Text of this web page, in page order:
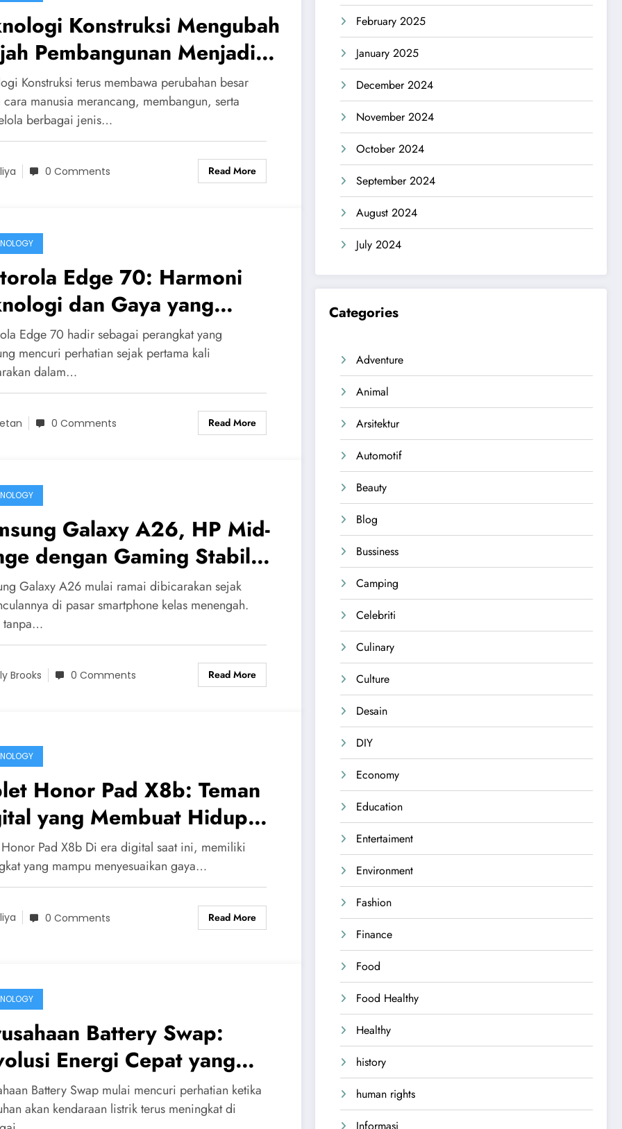
Konstruksi Mengubah
Pembangunan Menjadi
Cerdas, Aman, dan
Konstruksi terus membawa perubahan besar
manusia merancang, membangun, serta
berbagai jenis…
0 Comments Read More
Edge 70: Harmoni
dan Gaya yang
Cara Kita Melihat
Edge 70 hadir sebagai perangkat yang
mencuri perhatian sejak pertama kali
dalam…
0 Comments Read More
Galaxy A26, HP Mid-
dengan Gaming Stabil
Kamera Canggih
Galaxy A26 mulai ramai dibicarakan sejak
di pasar smartphone kelas menengah.
tanpa…
Brooks 0 Comments Read More
Honor Pad X8b: Teman
yang Membuat Hidup
Praktis dan Seru
Honor Pad X8b Di era digital saat ini, memiliki
yang mampu menyesuaikan gaya…
0 Comments Read More
Battery Swap:
Energi Cepat yang
Cara Kita Mengisi
Kendaraan Listrik
Battery Swap mulai mencuri perhatian ketika
akan kendaraan listrik terus meningkat di
February 2025
January 2025
December 2024
November 2024
October 2024
September 2024
August 2024
July 2024
Categories
Adventure
Animal
Arsitektur
Automotif
Beauty
Blog
Bussiness
Camping
Celebriti
Culinary
Culture
Desain
DIY
Economy
Education
Entertaiment
Environment
Fashion
Finance
Food
Food Healthy
Healthy
history
human rights